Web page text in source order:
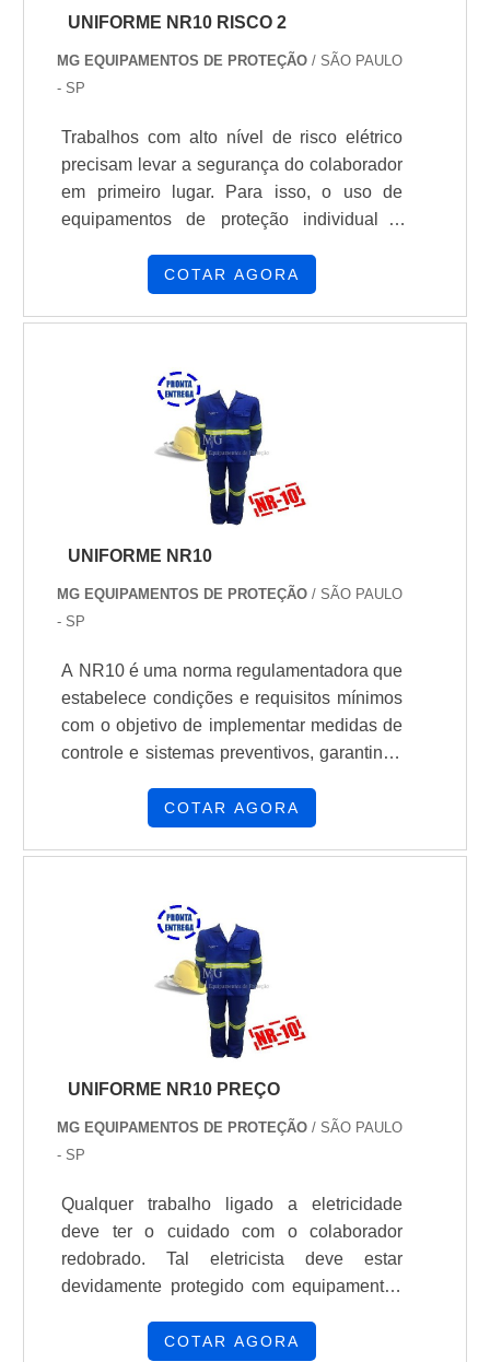
UNIFORME NR10 RISCO 2
MG EQUIPAMENTOS DE PROTEÇÃO/ SÃO PAULO
- SP
Trabalhos com alto nível de risco elétrico
precisam levar a segurança do colaborador
em primeiro lugar. Para isso, o uso de
equipamentos de proteção individual é
está o uniforme NR10 risco 2, que protege
eletricista.Principais especificações do
ao calor que um arco elétrico pode gerar, o
produto é indispensável na vestimenta. O ...
COTAR AGORA
UNIFORME NR10
MG EQUIPAMENTOS DE PROTEÇÃO/ SÃO PAULO
- SP
A NR10 é uma norma regulamentadora que
estabelece condições e requisitos mínimos
com o objetivo de implementar medidas de
controle e sistemas preventivos, garantindo
trabalhadores que estão interagindo de
eletricidade. Nos trabalhos em instalações
coletiva forem tecnicamente inviáveis ou
insuficientes para controlar os risc...
COTAR AGORA
UNIFORME NR10 PREÇO
MG EQUIPAMENTOS DE PROTEÇÃO/ SÃO PAULO
- SP
Qualquer trabalho ligado a eletricidade
deve ter o cuidado com o colaborador
redobrado. Tal eletricista deve estar
devidamente protegido com equipamentos
em caso de acidente, irão prezar pela
COTAR AGORA